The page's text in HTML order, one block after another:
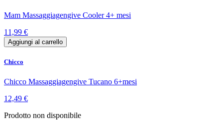
Mam Massaggiagengive Cooler 4+ mesi
11,99 €
Aggiungi al carrello
Chicco
Chicco Massaggiagengive Tucano 6+mesi
12,49 €
Prodotto non disponibile